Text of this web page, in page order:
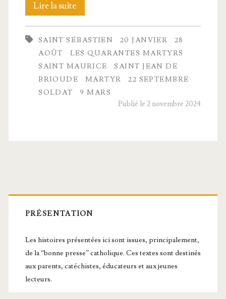
Lire la suiteQuelques
saints
sol­
dats
n°2
SAINT SÉBASTIEN 20 JANVIER
28
AOÛT
LES QUARANTES MARTYRS
SAINT MAURICE
SAINT JEAN DE
BRIOUDE
MARTYR
22 SEPTEMBRE
SOLDAT
9 MARS
Publié le 2 novembre 2024
Barre
latérale
principale
PRÉSENTATION
Les histoires présentées ici sont issues, principalement,
de la “bonne presse” catholique. Ces textes sont destinés
aux parents, catéchistes, éducateurs et aux jeunes
lecteurs.